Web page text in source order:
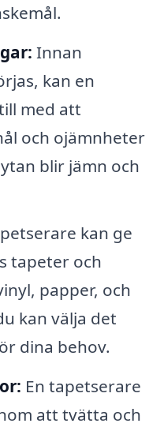
Innan
kan en
med att
och ojämnheter
blir jämn och
kan ge
tapeter och
papper, och
kan välja det
dina behov.
En tapetserare
att tvätta och